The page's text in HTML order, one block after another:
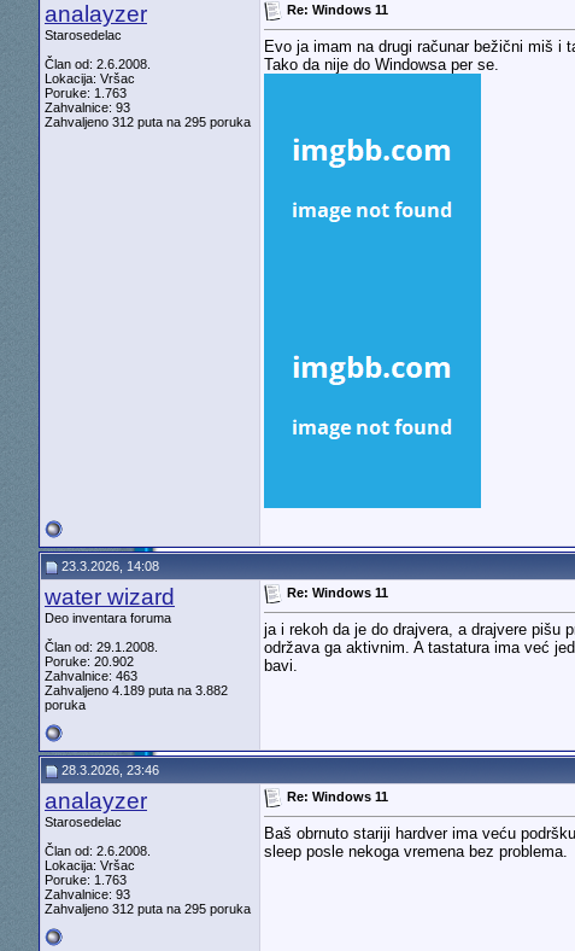
analayzer
Starosedelac
Član od: 2.6.2008.
Lokacija: Vršac
Poruke: 1.763
Zahvalnice: 93
Zahvaljeno 312 puta na 295 poruka
Re: Windows 11
Evo ja imam na drugi računar bežični miš i
Tako da nije do Windowsa per se.
23.3.2026, 14:08
water wizard
Deo inventara foruma
Član od: 29.1.2008.
Poruke: 20.902
Zahvalnice: 463
Zahvaljeno 4.189 puta na 3.882
poruka
Re: Windows 11
ja i rekoh da je do drajvera, a drajvere pišu
održava ga aktivnim. A tastatura ima već
bavi.
28.3.2026, 23:46
analayzer
Starosedelac
Član od: 2.6.2008.
Lokacija: Vršac
Poruke: 1.763
Zahvalnice: 93
Zahvaljeno 312 puta na 295 poruka
Re: Windows 11
Baš obrnuto stariji hardver ima veću
sleep posle nekoga vremena bez problema.